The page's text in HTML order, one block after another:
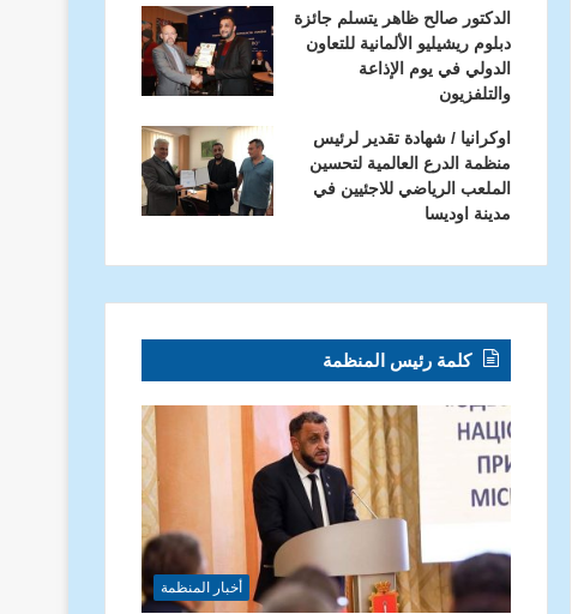
الدكتور صالح ظاهر يتسلم جائزة
دبلوم ريشيليو الألمانية للتعاون
الدولي في يوم الإذاعة
والتلفزيون
اوكرانيا / شهادة تقدير لرئيس
منظمة الدرع العالمية لتحسين
الملعب الرياضي للاجئيين في
مدينة اوديسا
كلمة رئيس المنظمة
أخبار المنظمة